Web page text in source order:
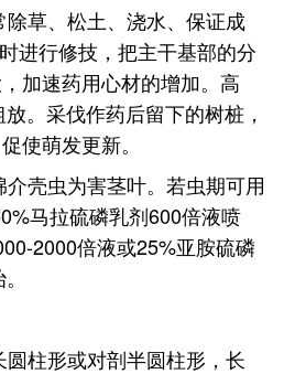
草、松土、浇水、保证成
进行修技，把主干基部的分
加速药用心材的增加。高
。采伐作药后留下的树桩，
使萌发更新。
壳虫为害茎叶。若虫期可用
马拉硫磷乳剂600倍液喷
2000倍液或25%亚胺硫磷
柱形或对剖半圆柱形，长